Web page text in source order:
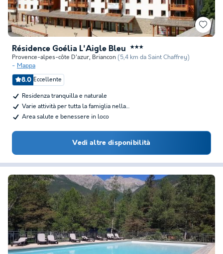
Résidence Goélia L'Aigle Bleu ★★★
Provence-alpes-côte D'azur, Briancon (5,4 km da Saint Chaffrey)
Mappa
8.0 Eccellente
Residenza tranquilla e naturale
Varie attività per tutta la famiglia nella…
Area salute e benessere in loco
Vedi altre disponibilità